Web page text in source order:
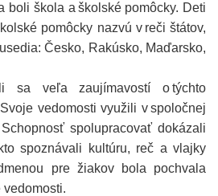
boli škola a školské pomôcky. Deti
pomôcky nazvú v reči štátov,
Česko, Rakúsko, Maďarsko,
sa veľa zaujímavostí o týchto
vedomosti využili v spoločnej
spolupracovať dokázali
spoznávali kultúru, reč a vlajky
pre žiakov bola pochvala
vedomosti.